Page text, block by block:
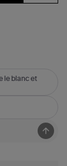
le blanc et